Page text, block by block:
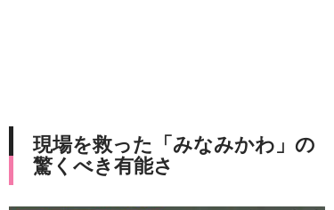
現場を救った「みなみかわ」の
驚くべき有能さ